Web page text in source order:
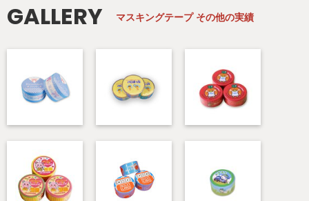
GALLERY マスキングテープ その他の実績